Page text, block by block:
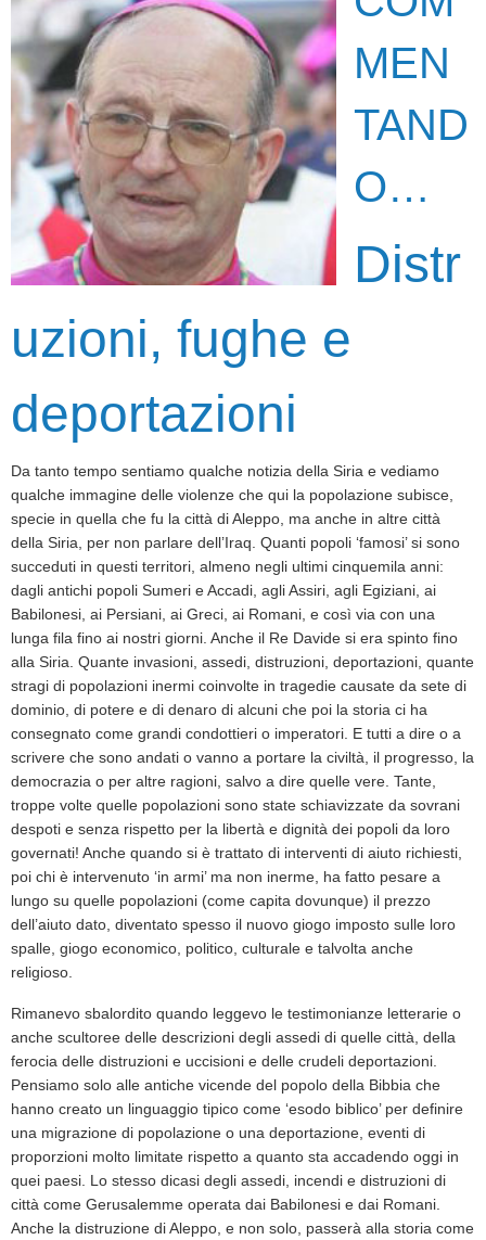
MEN
TAND
O…
Distr
uzioni, fughe e
deportazioni
Da tanto tempo sentiamo qualche notizia della Siria e vediamo
qualche immagine delle violenze che qui la popolazione subisce,
specie in quella che fu la città di Aleppo, ma anche in altre città
della Siria, per non parlare dell’Iraq. Quanti popoli ‘famosi’ si sono
succeduti in questi territori, almeno negli ultimi cinquemila anni:
dagli antichi popoli Sumeri e Accadi, agli Assiri, agli Egiziani, ai
Babilonesi, ai Persiani, ai Greci, ai Romani, e così via con una
lunga fila fino ai nostri giorni. Anche il Re Davide si era spinto fino
alla Siria. Quante invasioni, assedi, distruzioni, deportazioni, quante
stragi di popolazioni inermi coinvolte in tragedie causate da sete di
dominio, di potere e di denaro di alcuni che poi la storia ci ha
consegnato come grandi condottieri o imperatori. E tutti a dire o a
scrivere che sono andati o vanno a portare la civiltà, il progresso, la
democrazia o per altre ragioni, salvo a dire quelle vere. Tante,
troppe volte quelle popolazioni sono state schiavizzate da sovrani
despoti e senza rispetto per la libertà e dignità dei popoli da loro
governati! Anche quando si è trattato di interventi di aiuto richiesti,
poi chi è intervenuto ‘in armi’ ma non inerme, ha fatto pesare a
lungo su quelle popolazioni (come capita dovunque) il prezzo
dell’aiuto dato, diventato spesso il nuovo giogo imposto sulle loro
spalle, giogo economico, politico, culturale e talvolta anche
religioso.
Rimanevo sbalordito quando leggevo le testimonianze letterarie o
anche scultoree delle descrizioni degli assedi di quelle città, della
ferocia delle distruzioni e uccisioni e delle crudeli deportazioni.
Pensiamo solo alle antiche vicende del popolo della Bibbia che
hanno creato un linguaggio tipico come ‘esodo biblico’ per definire
una migrazione di popolazione o una deportazione, eventi di
proporzioni molto limitate rispetto a quanto sta accadendo oggi in
quei paesi. Lo stesso dicasi degli assedi, incendi e distruzioni di
città come Gerusalemme operata dai Babilonesi e dai Romani.
Anche la distruzione di Aleppo, e non solo, passerà alla storia come